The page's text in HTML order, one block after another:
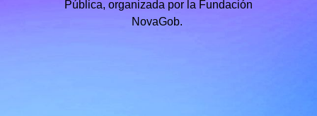
Pública, organizada por la Fundación
NovaGob.